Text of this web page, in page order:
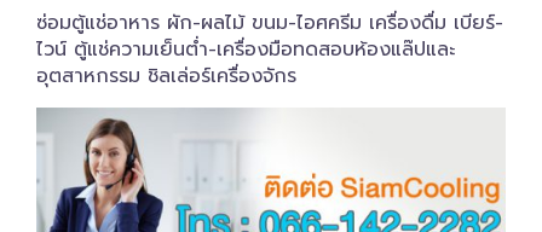
ซ่อมตู้แช่อาหาร ผัก-ผลไม้ ขนม-ไอศครีม เครื่องดื่ม เบียร์-
ไวน์ ตู้แช่ความเย็นต่ำ-เครื่องมือทดสอบห้องแล๊ปและ
อุตสาหกรรม ชิลเล่อร์เครื่อง​จักร